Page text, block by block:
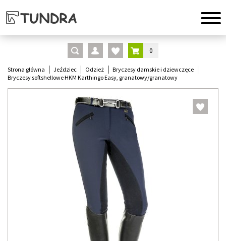
0
Strona główna Jeździec Odzież
Bryczesy damskie i dziewczęce
Bryczesy softshellowe HKM Karthingo Easy, granatowy/granatowy